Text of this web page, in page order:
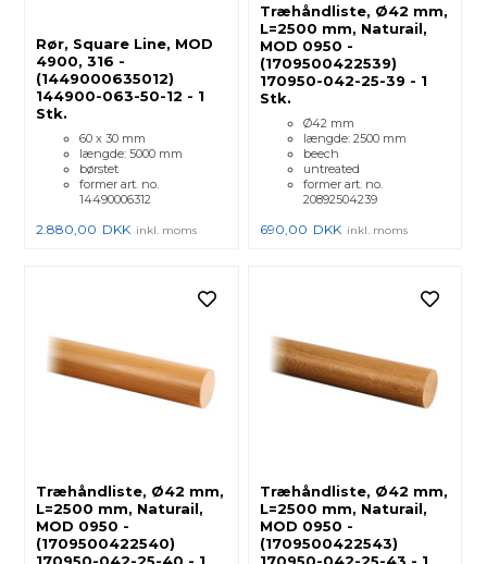
Rør, Square Line, MOD
4900, 316 -
(1449000635012)
144900-063-50-12 - 1
Stk.
60 x 30 mm
længde: 5000 mm
børstet
former art. no.
14490006312
2.880,00 DKK inkl. moms
Træhåndliste, Ø42 mm,
L=2500 mm, Naturail,
MOD 0950 -
(1709500422539)
170950-042-25-39 - 1
Stk.
Ø42 mm
længde: 2500 mm
beech
untreated
former art. no.
20892504239
690,00 DKK inkl. moms
Træhåndliste, Ø42 mm,
L=2500 mm, Naturail,
MOD 0950 -
(1709500422540)
Træhåndliste, Ø42 mm,
L=2500 mm, Naturail,
MOD 0950 -
(1709500422543)